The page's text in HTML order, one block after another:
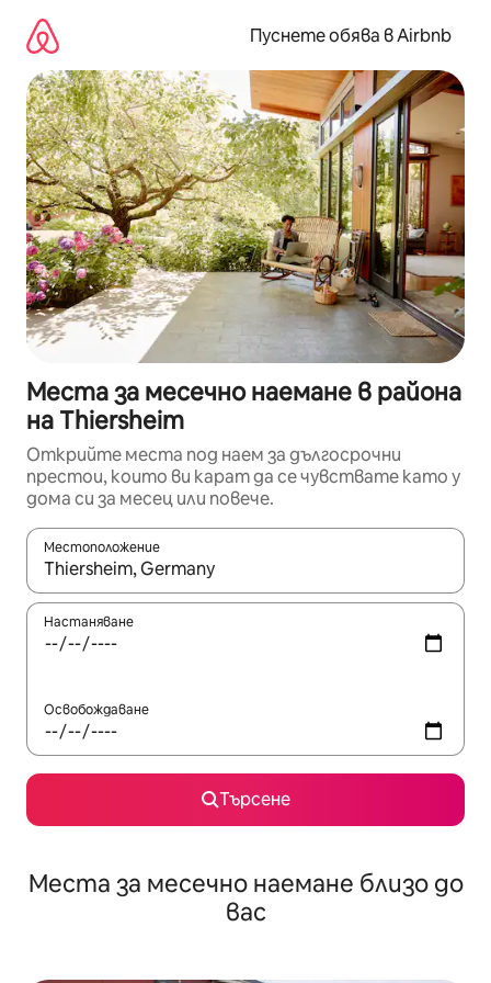
съдържанието
Пуснете обява в Airbnb
Места за месечно наемане в района
на Thiersheim
Открийте места под наем за дългосрочни
престои, които ви карат да се чувствате като у
дома си за месец или повече.
Местоположение
Когато резултатите се покажат, използвайте
Настаняване
Освобождаване
Търсене
Места за месечно наемане близо до
вас